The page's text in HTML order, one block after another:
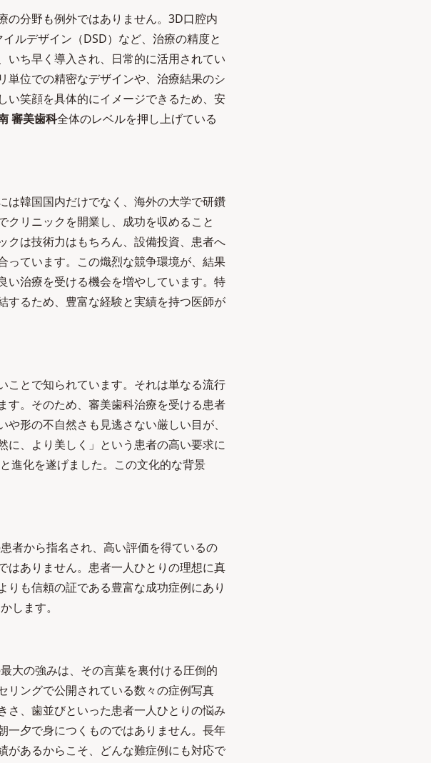
の分野も例外ではありません。3D口腔内
ルデザイン（DSD）など、治療の精度と
いち早く導入され、日常的に活用されてい
単位での精密なデザインや、治療結果のシ
い笑顔を具体的にイメージできるため、安
審美歯科全体のレベルを押し上げている
は韓国国内だけでなく、海外の大学で研鑽
クリニックを開業し、成功を収めること
クは技術力はもちろん、設備投資、患者へ
っています。この熾烈な競争環境が、結果
い治療を受ける機会を増やしています。特
するため、豊富な経験と実績を持つ医師が
ことで知られています。それは単なる流行
す。そのため、審美歯科治療を受ける患者
形の不自然さも見逃さない厳しい目が、
に、より美しく」という患者の高い要求に
進化を遂げました。この文化的な背景
者から指名され、高い評価を得ているの
はありません。患者一人ひとりの理想に真
も信頼の証である豊富な成功症例にあり
します。
大の強みは、その言葉を裏付ける圧倒的
リングで公開されている数々の症例写真
さ、歯並びといった患者一人ひとりの悩み
一夕で身につくものではありません。長年
があるからこそ、どんな難症例にも対応で